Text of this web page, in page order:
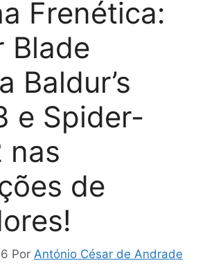
Frenética:
Blade
Baldur’s
e Spider-
nas
de
Por António César de Andrade